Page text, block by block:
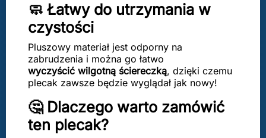
🧼 Łatwy do utrzymania w
czystości
Pluszowy materiał jest odporny na
zabrudzenia i można go łatwo
wyczyścić wilgotną ściereczką, dzięki czemu
plecak zawsze będzie wyglądał jak nowy!
🤔 Dlaczego warto zamówić
ten plecak?